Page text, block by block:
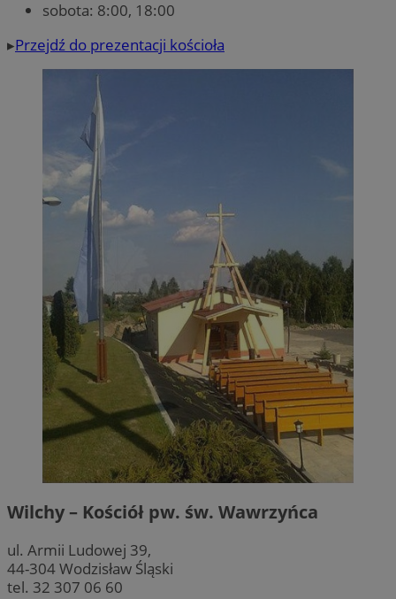
sobota: 8:00, 18:00
▸Przejdź do prezentacji kościoła
Wilchy – Kościół pw. św. Wawrzyńca
ul. Armii Ludowej 39,
44-304 Wodzisław Śląski
tel. 32 307 06 60